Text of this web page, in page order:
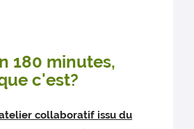
180 minutes,
c'est?
collaboratif issu du